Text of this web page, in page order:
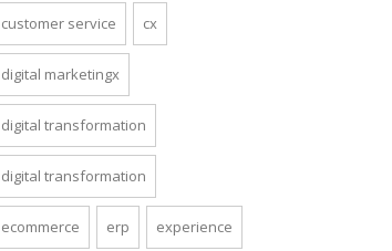
customer service cx
digital marketingx
digital transformation
digital transformation
ecommerce erp experience